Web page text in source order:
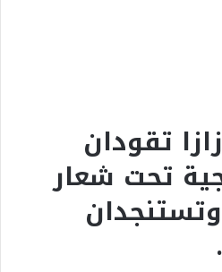
تقودان
تحت شعار